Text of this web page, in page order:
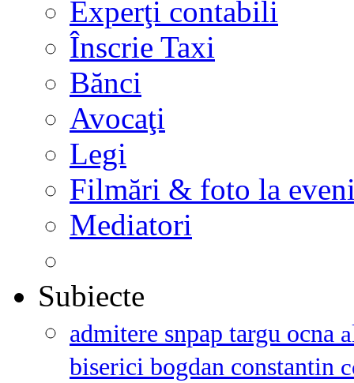
Experţi contabili
Înscrie Taxi
Bănci
Avocaţi
Legi
Filmări & foto la
Mediatori
Subiecte
admitere snpap targu ocna
biserici bogdan constantin